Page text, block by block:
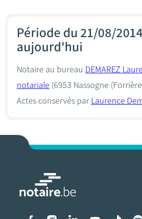
Période du 21/08/
aujourd'hui
Notaire au bureau DEMAREZ
notariale (6953 Nassogne
Actes conservés par Laurence